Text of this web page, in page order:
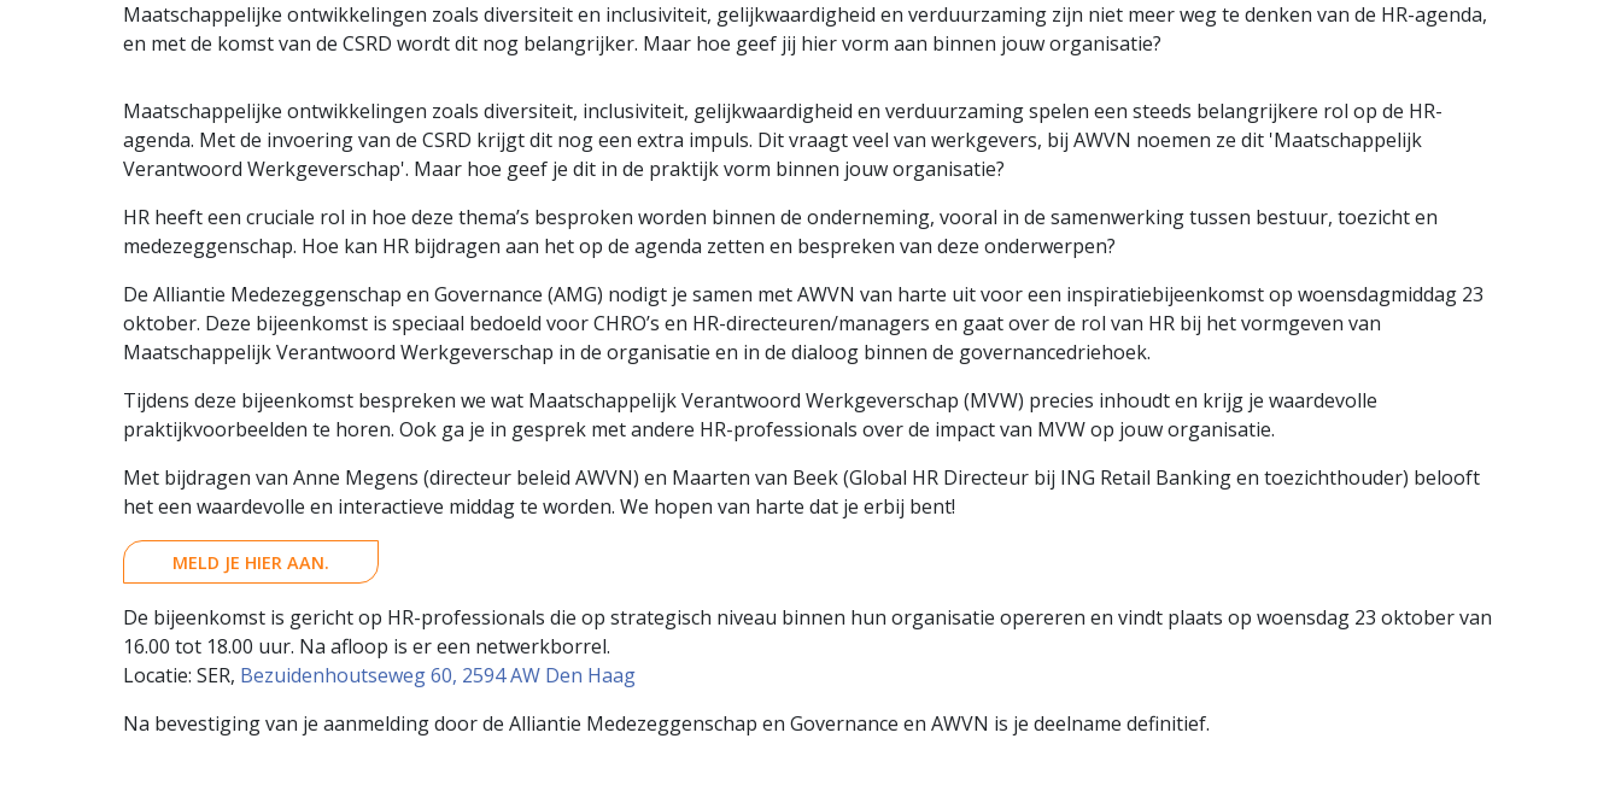
Maatschappelijke ontwikkelingen zoals diversiteit en inclusiviteit, gelijkwaardigheid en verduurzaming zijn niet meer weg te denken van de HR-agenda,
en met de komst van de CSRD wordt dit nog belangrijker. Maar hoe geef jij hier vorm aan binnen jouw organisatie?
Maatschappelijke ontwikkelingen zoals diversiteit, inclusiviteit, gelijkwaardigheid en verduurzaming spelen een steeds belangrijkere rol op de HR-
agenda. Met de invoering van de CSRD krijgt dit nog een extra impuls. Dit vraagt veel van werkgevers, bij AWVN noemen ze dit 'Maatschappelijk
Verantwoord Werkgeverschap'. Maar hoe geef je dit in de praktijk vorm binnen jouw organisatie?
HR heeft een cruciale rol in hoe deze thema’s besproken worden binnen de onderneming, vooral in de samenwerking tussen bestuur, toezicht en
medezeggenschap. Hoe kan HR bijdragen aan het op de agenda zetten en bespreken van deze onderwerpen?
De Alliantie Medezeggenschap en Governance (AMG) nodigt je samen met AWVN van harte uit voor een inspiratiebijeenkomst op woensdagmiddag 23
oktober. Deze bijeenkomst is speciaal bedoeld voor CHRO’s en HR-directeuren/managers en gaat over de rol van HR bij het vormgeven van
Maatschappelijk Verantwoord Werkgeverschap in de organisatie en in de dialoog binnen de governancedriehoek.
Tijdens deze bijeenkomst bespreken we wat Maatschappelijk Verantwoord Werkgeverschap (MVW) precies inhoudt en krijg je waardevolle
praktijkvoorbeelden te horen. Ook ga je in gesprek met andere HR-professionals over de impact van MVW op jouw organisatie.
Met bijdragen van Anne Megens (directeur beleid AWVN) en Maarten van Beek (Global HR Directeur bij ING Retail Banking en toezichthouder) belooft
het een waardevolle en interactieve middag te worden. We hopen van harte dat je erbij bent!
MELD JE HIER AAN.
De bijeenkomst is gericht op HR-professionals die op strategisch niveau binnen hun organisatie opereren en vindt plaats op woensdag 23 oktober van
16.00 tot 18.00 uur. Na afloop is er een netwerkborrel.
Locatie: SER, Bezuidenhoutseweg 60, 2594 AW Den Haag
Na bevestiging van je aanmelding door de Alliantie Medezeggenschap en Governance en AWVN is je deelname definitief.